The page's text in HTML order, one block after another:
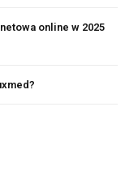
online w 2025